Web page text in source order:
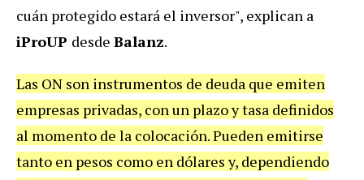
cuán protegido estará el inversor", explican a
iProUP desde Balanz.
Las ON son instrumentos de deuda que emiten
empresas privadas, con un plazo y tasa definidos
al momento de la colocación. Pueden emitirse
tanto en pesos como en dólares y, dependiendo